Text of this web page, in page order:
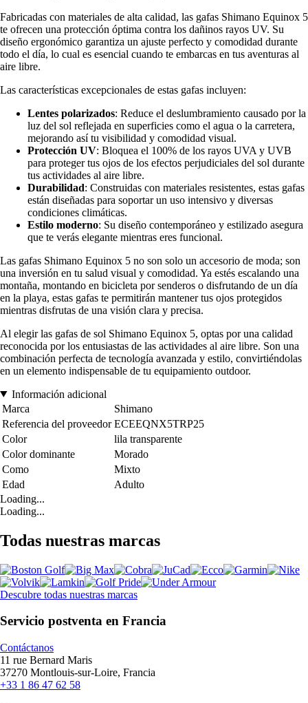
Fabricadas con materiales de alta calidad, las gafas Shimano Equinox 5
te ofrecen una protección óptima contra los dañinos rayos UV. Su
diseño ergonómico garantiza un ajuste perfecto y comodidad durante
todo el día, lo cual es esencial cuando te embarcas en tus aventuras al
aire libre.
Las características excepcionales de estas gafas incluyen:
Lentes polarizados: Reduce el deslumbramiento causado por la
luz del sol reflejada en superficies como el agua o la carretera,
mejorando así tu visibilidad y comodidad visual.
Protección UV: Bloquea el 100% de los rayos UVA y UVB
para proteger tus ojos de los efectos perjudiciales del sol durante
tus actividades al aire libre.
Durabilidad: Construidas con materiales resistentes, estas gafas
están diseñadas para soportar un uso intensivo y diversas
condiciones climáticas.
Estilo moderno: Su diseño contemporáneo y estilizado asegura
que te verás elegante mientras eres funcional.
Las gafas Shimano Equinox 5 no son solo un accesorio de moda; son
una inversión en tu salud visual y comodidad. Ya estés escalando una
montaña, montando en bicicleta por senderos o disfrutando de un día
en la playa, estas gafas te permitirán mantener tus ojos protegidos
mientras disfrutas de una visión clara y precisa.
Al elegir las gafas de sol Shimano Equinox 5, optas por una calidad
reconocida por los entusiastas de las actividades al aire libre. Son una
combinación perfecta de tecnología avanzada y estilo, convirtiéndolas
en un elemento indispensable de tu equipamiento outdoor.
Información adicional
Marca
Shimano
Referencia del proveedor ECEEQNX5TRP25
Color
lila transparente
Color dominante
Morado
Como
Mixto
Edad
Adulto
Loading...
Loading...
Todas nuestras marcas
Descubre todas nuestras marcas
Servicio postventa en Francia
Contáctanos
11 rue Bernard Maris
37270 Montlouis-sur-Loire, Francia
+33 1 86 47 62 58